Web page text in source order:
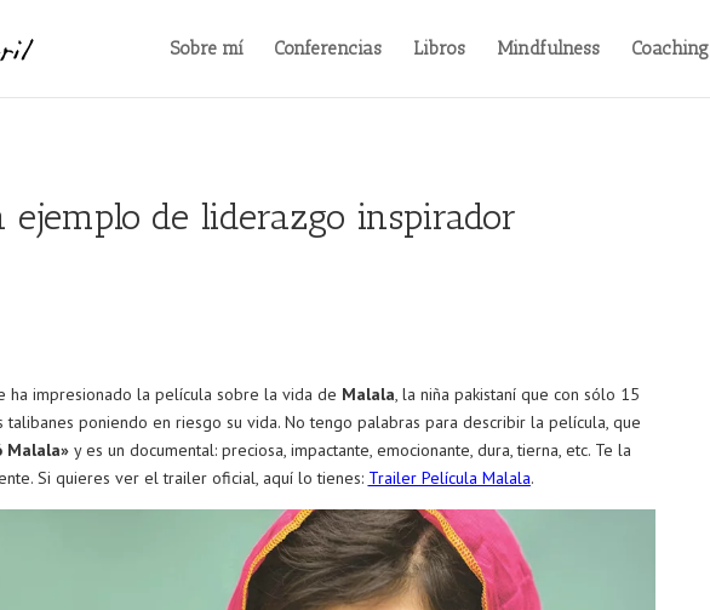
Sobre mí Conferencias Libros Mindfulness Coaching
ejemplo de liderazgo inspirador
ha impresionado la película sobre la vida de Malala, la niña pakistaní que con sólo 15
talibanes poniendo en riesgo su vida. No tengo palabras para describir la película, que
Malala»y es un documental: preciosa, impactante, emocionante, dura, tierna, etc. Te la
Si quieres ver el trailer oficial, aquí lo tienes: Trailer Película Malala.